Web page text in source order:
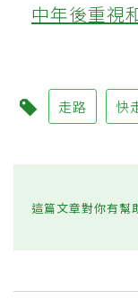
中年後重視
走路 快
這篇文章對你有幫